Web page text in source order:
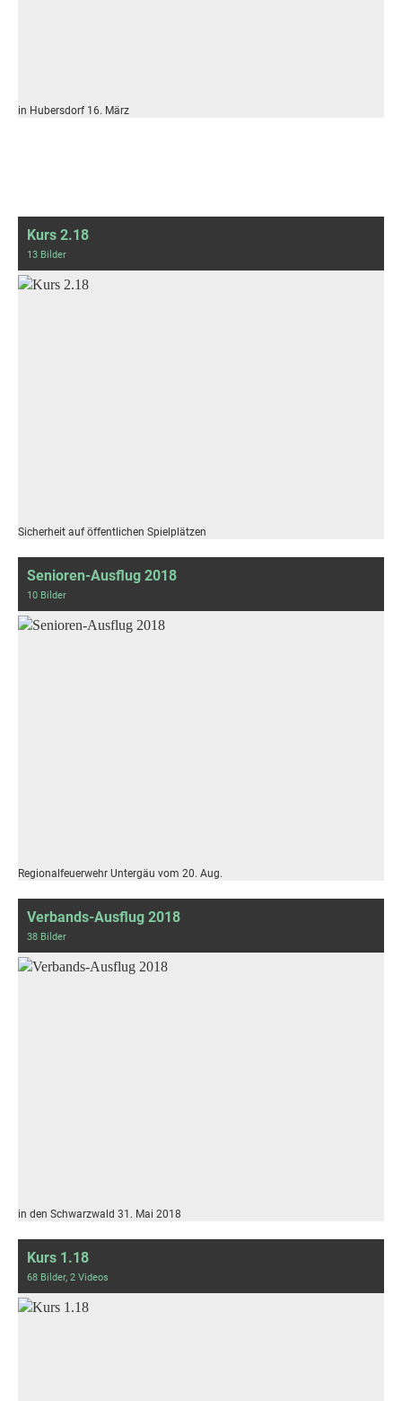
in Hubersdorf 16. März
Kurs 2.18
13 Bilder
Sicherheit auf öffentlichen Spielplätzen
Senioren-Ausflug 2018
10 Bilder
Regionalfeuerwehr Untergäu vom 20. Aug.
Verbands-Ausflug 2018
38 Bilder
in den Schwarzwald 31. Mai 2018
Kurs 1.18
68 Bilder, 2 Videos